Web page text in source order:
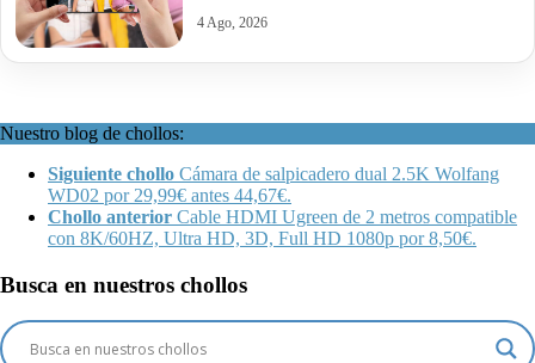
4 Ago, 2026
Nuestro blog de chollos:
Siguiente chollo Cámara de salpicadero dual 2.5K Wolfang
WD02 por 29,99€ antes 44,67€.
Chollo anterior Cable HDMI Ugreen de 2 metros compatible
con 8K/60HZ, Ultra HD, 3D, Full HD 1080p por 8,50€.
Busca en nuestros chollos